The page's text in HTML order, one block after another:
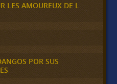
LES AMOUREUX DE L
POR SUS